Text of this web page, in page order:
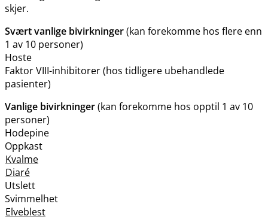
skjer.
Svært vanlige bivirkninger(kan forekomme hos flere enn
1 av 10 personer)
Hoste
Faktor VIII-inhibitorer (hos tidligere ubehandlede
pasienter)
Vanlige bivirkninger(kan forekomme hos opptil 1 av 10
personer)
Hodepine
Oppkast
Kvalme
Diaré
Utslett
Svimmelhet
Elveblest